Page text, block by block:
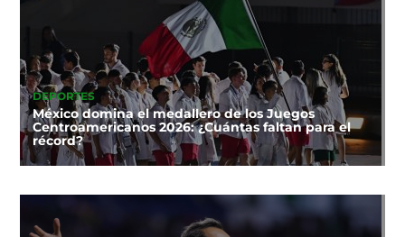
DEPORTES
México domina el medallero de los Juegos
Centroamericanos 2026: ¿Cuántas faltan para el
récord?